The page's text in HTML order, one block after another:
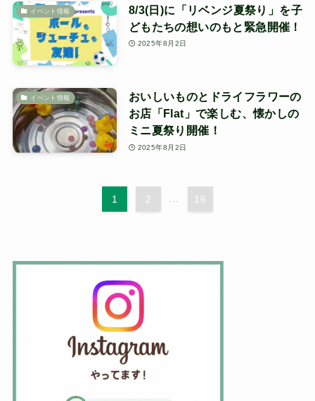
イベント情報
8/3(日)に「リベンジ夏祭り」を子
どもたちの想いのもと緊急開催！
2025年8月2日
イベント情報
おいしいものとドライフラワーの
お店「Flat」で楽しむ、懐かしの
ミニ夏祭り開催！
2025年8月2日
1 2 16